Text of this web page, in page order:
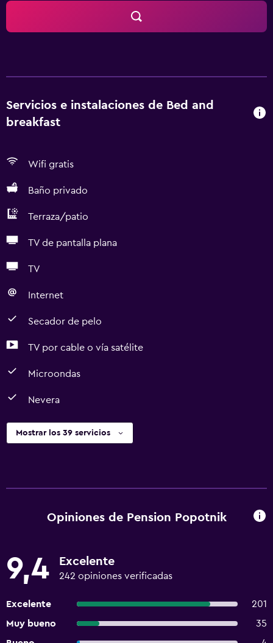
Servicios e instalaciones de Bed and
breakfast
Wifi gratis
Baño privado
Terraza/patio
TV de pantalla plana
TV
Internet
Secador de pelo
TV por cable o vía satélite
Microondas
Nevera
Mostrar los 39 servicios
Opiniones de Pension Popotnik
9,4 Excelente
242 opiniones verificadas
Excelente
201
Muy bueno
35